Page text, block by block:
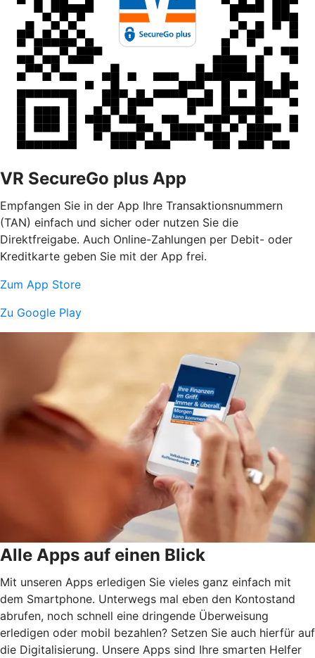
VR SecureGo plus App
Empfangen Sie in der App Ihre Transaktionsnummern
(TAN) einfach und sicher oder nutzen Sie die
Direktfreigabe. Auch Online-Zahlungen per Debit- oder
Kreditkarte geben Sie mit der App frei.
Zum App Store
Zu Google Play
Alle Apps auf einen Blick
Mit unseren Apps erledigen Sie vieles ganz einfach mit
dem Smartphone. Unterwegs mal eben den Kontostand
abrufen, noch schnell eine dringende Überweisung
erledigen oder mobil bezahlen? Setzen Sie auch hierfür auf
die Digitalisierung. Unsere Apps sind Ihre smarten Helfer